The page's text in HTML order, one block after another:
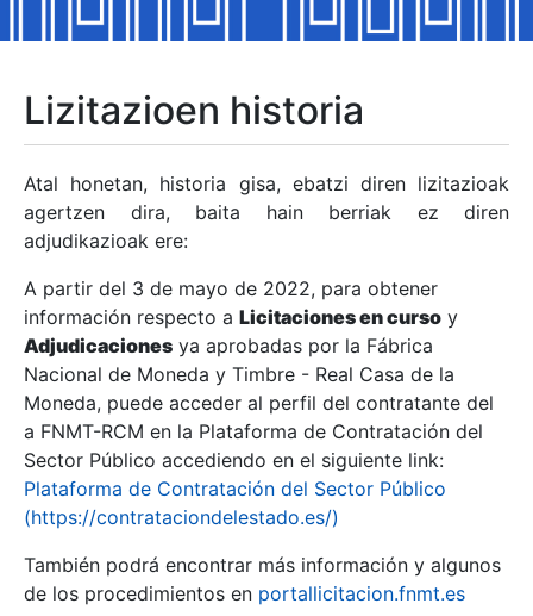
Erakutsi/Ezkutatu
Erakutsi/Ezkutatu
Erakutsi/Ezkutatu
Erakutsi/Ezkutatu
Erakutsi/Ezkutatu
Lizitazioen historia
Atal honetan, historia gisa, ebatzi diren lizitazioak
agertzen dira, baita hain berriak ez diren
adjudikazioak ere:
A partir del 3 de mayo de 2022, para obtener
información respecto a Licitaciones en curso y
Adjudicaciones ya aprobadas por la Fábrica
Nacional de Moneda y Timbre - Real Casa de la
Moneda, puede acceder al perfil del contratante del
a FNMT-RCM en la Plataforma de Contratación del
Sector Público accediendo en el siguiente link:
Plataforma de Contratación del Sector Público
(https://contrataciondelestado.es/)
También podrá encontrar más información y algunos
de los procedimientos en portallicitacion.fnmt.es